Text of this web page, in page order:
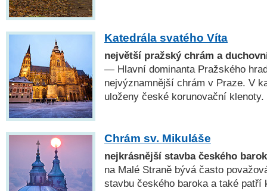
Katedrála svatého Víta
největší pražský chrám a
— Hlavní dominanta Pražského
nejvýznamnější chrám v Praze. V
uloženy české korunovační klenoty.
Chrám sv. Mikuláše
nejkrásnější stavba českého
na Malé Straně bývá často
stavbu českého baroka a také patří